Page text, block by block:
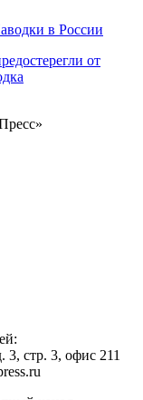
в России
от
3, стр. 3, офис 211